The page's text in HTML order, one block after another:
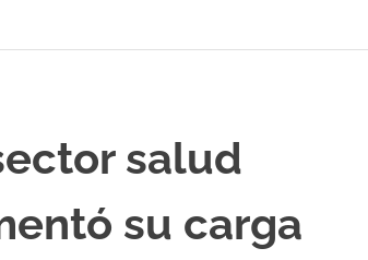
salud
su carga